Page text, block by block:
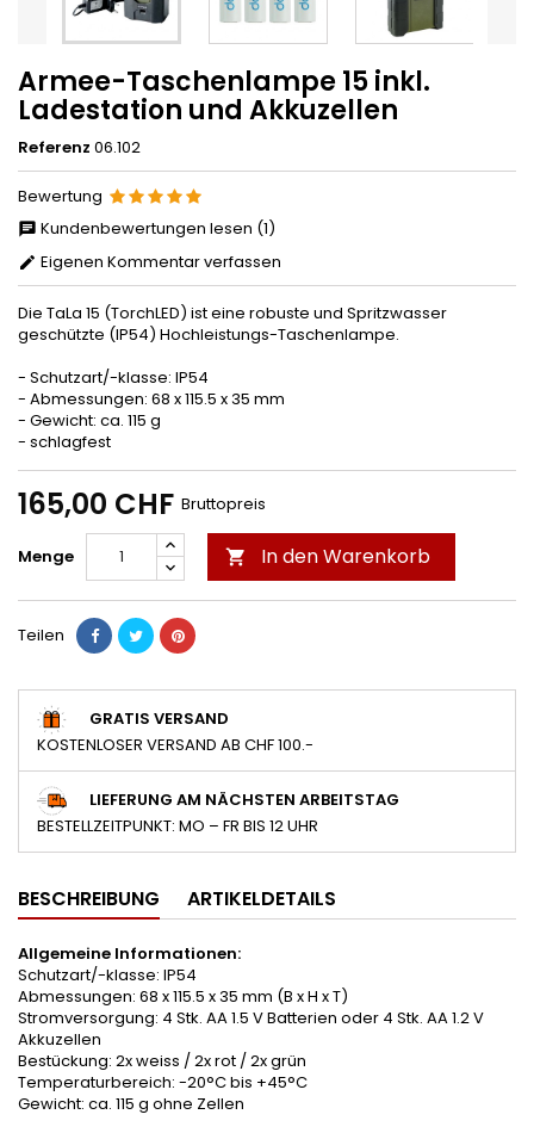
Armee-Taschenlampe 15 inkl.
Ladestation und Akkuzellen
Referenz 06.102
Bewertung
Kundenbewertungen lesen (1)
Eigenen Kommentar verfassen
Die TaLa 15 (TorchLED) ist eine robuste und Spritzwasser
geschützte (IP54) Hochleistungs-Taschenlampe.
- Schutzart/-klasse: IP54
- Abmessungen: 68 x 115.5 x 35 mm
- Gewicht: ca. 115 g
- schlagfest
165,00 CHF Bruttopreis
Menge  In den Warenkorb
Teilen
GRATIS VERSAND
KOSTENLOSER VERSAND AB CHF 100.-
LIEFERUNG AM NÄCHSTEN ARBEITSTAG
BESTELLZEITPUNKT: MO – FR BIS 12 UHR
BESCHREIBUNG ARTIKELDETAILS
Allgemeine Informationen:
Schutzart/-klasse: IP54
Abmessungen: 68 x 115.5 x 35 mm (B x H x T)
Stromversorgung: 4 Stk. AA 1.5 V Batterien oder 4 Stk. AA 1.2 V
Akkuzellen
Bestückung: 2x weiss / 2x rot / 2x grün
Temperaturbereich: -20°C bis +45°C
Gewicht: ca. 115 g ohne Zellen